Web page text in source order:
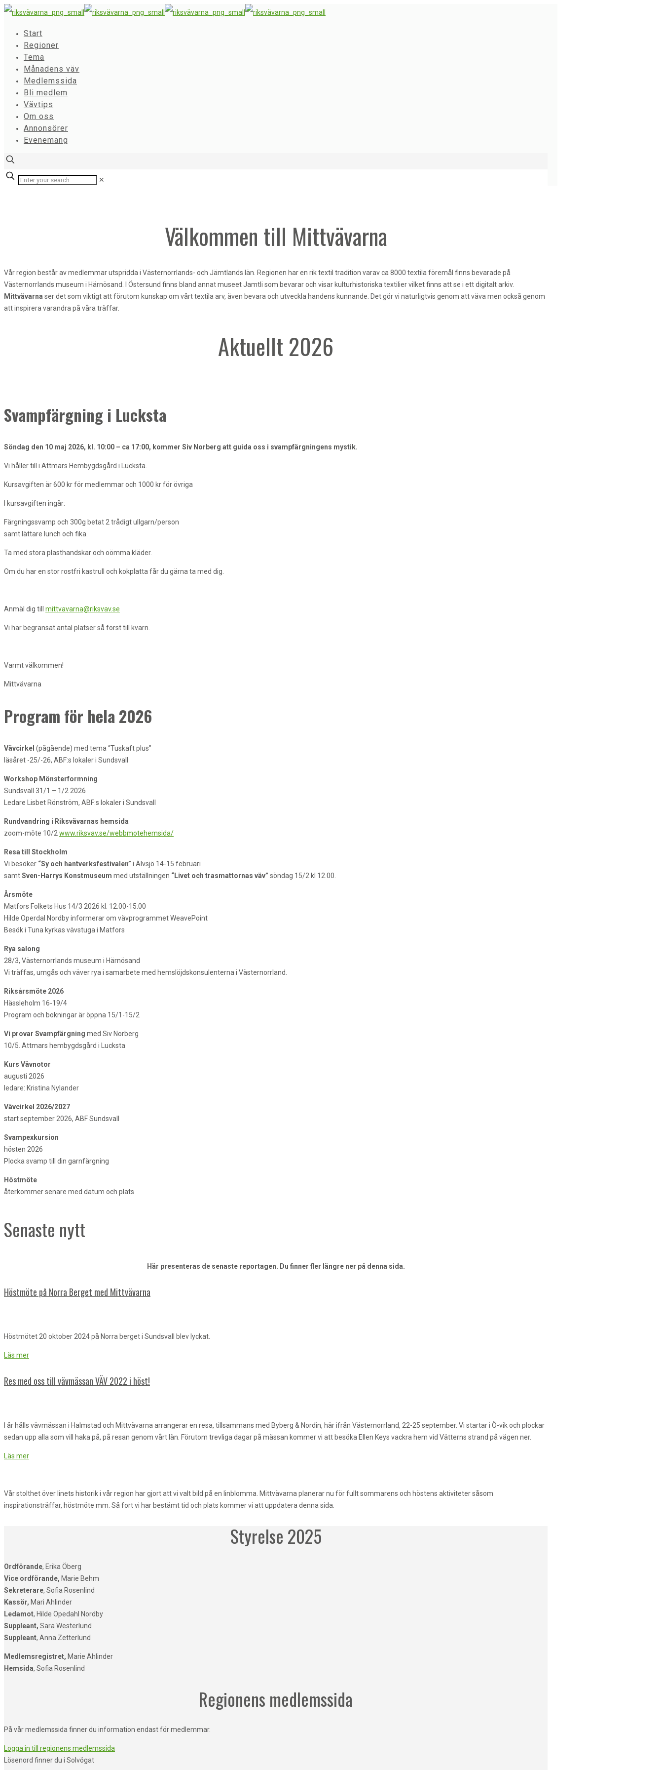
Start
Regioner
Tema
Månadens väv
Medlemssida
Bli medlem
Vävtips
Om oss
Annonsörer
Evenemang
✕
Välkommen till Mittvävarna
Vår region består av medlemmar utspridda i Västernorrlands- och Jämtlands län. Regionen har en rik textil tradition varav ca 8000 textila föremål finns bevarade på
Västernorrlands museum i Härnösand. I Östersund finns bland annat museet Jamtli som bevarar och visar kulturhistoriska textilier vilket finns att se i ett digitalt arkiv.
Mittvävarna ser det som viktigt att förutom kunskap om vårt textila arv, även bevara och utveckla handens kunnande. Det gör vi naturligtvis genom att väva men också genom
att inspirera varandra på våra träffar.
Aktuellt 2026
Svampfärgning i Lucksta
Söndag den 10 maj 2026, kl. 10:00 – ca 17:00, kommer Siv Norberg att guida oss i svampfärgningens mystik.
Vi håller till i Attmars Hembygdsgård i Lucksta.
Kursavgiften är 600 kr för medlemmar och 1000 kr för övriga
I kursavgiften ingår:
Färgningssvamp och 300g betat 2 trådigt ullgarn/person
samt lättare lunch och fika.
Ta med stora plasthandskar och oömma kläder.
Om du har en stor rostfri kastrull och kokplatta får du gärna ta med dig.
Anmäl dig till mittvavarna@riksvav.se
Vi har begränsat antal platser så först till kvarn.
Varmt välkommen!
Mittvävarna
Program för hela 2026
Vävcirkel (pågående) med tema “Tuskaft plus”
läsåret -25/-26, ABF:s lokaler i Sundsvall
Workshop Mönsterformning
Sundsvall 31/1 – 1/2 2026
Ledare Lisbet Rönström, ABF:s lokaler i Sundsvall
Rundvandring i Riksvävarnas hemsida
zoom-möte 10/2 www.riksvav.se/webbmotehemsida/
Resa till Stockholm
Vi besöker “Sy och hantverksfestivalen” i Älvsjö 14-15 februari
samtSven-Harrys Konstmuseum med utställningen “Livet och trasmattornas väv” söndag 15/2 kl 12.00.
Årsmöte
Matfors Folkets Hus 14/3 2026 kl. 12.00-15.00
Hilde Operdal Nordby informerar om vävprogrammet WeavePoint
Besök i Tuna kyrkas vävstuga i Matfors
Rya salong
28/3, Västernorrlands museum i Härnösand
Vi träffas, umgås och väver rya i samarbete med hemslöjdskonsulenterna i Västernorrland.
Riksårsmöte 2026
Hässleholm 16-19/4
Program och bokningar är öppna 15/1-15/2
Vi provar Svampfärgning med Siv Norberg
10/5. Attmars hembygdsgård i Lucksta
Kurs Vävnotor
augusti 2026
ledare: Kristina Nylander
Vävcirkel 2026/2027
start september 2026, ABF Sundsvall
Svampexkursion
hösten 2026
Plocka svamp till din garnfärgning
Höstmöte
återkommer senare med datum och plats
Senaste nytt
Här presenteras de senaste reportagen. Du finner fler längre ner på denna sida.
Höstmöte på Norra Berget med Mittvävarna
Höstmötet 20 oktober 2024 på Norra berget i Sundsvall blev lyckat.
Läs mer
Res med oss till vävmässan VÄV 2022 i höst!
I år hålls vävmässan i Halmstad och Mittvävarna arrangerar en resa, tillsammans med Byberg & Nordin, här ifrån Västernorrland, 22-25 september. Vi startar i Ö-vik och plockar
sedan upp alla som vill haka på, på resan genom vårt län. Förutom trevliga dagar på mässan kommer vi att besöka Ellen Keys vackra hem vid Vätterns strand på vägen ner.
Läs mer
Vår stolthet över linets historik i vår region har gjort att vi valt bild på en linblomma. Mittvävarna planerar nu för fullt sommarens och höstens aktiviteter såsom
inspirationsträffar, höstmöte mm. Så fort vi har bestämt tid och plats kommer vi att uppdatera denna sida.
Styrelse 2025
Ordförande, Erika Öberg
Vice ordförande, Marie Behm
Sekreterare, Sofia Rosenlind
Kassör, Mari Ahlinder
Ledamot, Hilde Opedahl Nordby
Suppleant, Sara Westerlund
Suppleant, Anna Zetterlund
Medlemsregistret, Marie Ahlinder
Hemsida, Sofia Rosenlind
Regionens medlemssida
På vår medlemssida finner du information endast för medlemmar.
Logga in till regionens medlemssida
Lösenord finner du i Solvögat